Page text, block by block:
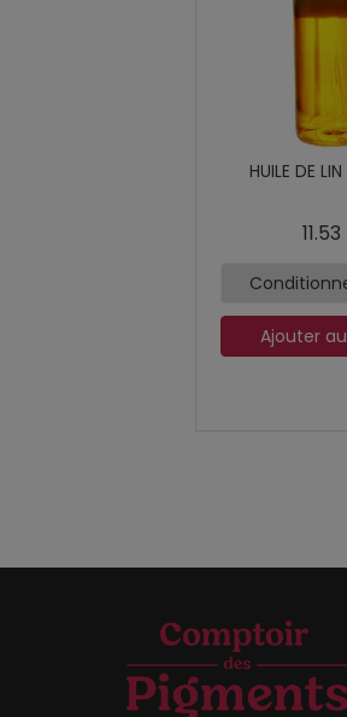
HUILE DE LIN
Ajouter